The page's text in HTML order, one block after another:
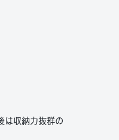
は収納力抜群の